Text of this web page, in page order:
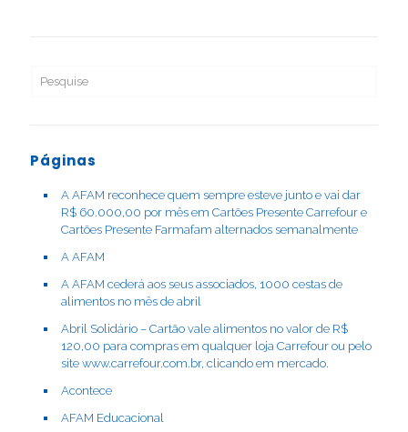
Páginas
A AFAM reconhece quem sempre esteve junto e vai dar
R$ 60.000,00 por mês em Cartões Presente Carrefour e
Cartões Presente Farmafam alternados semanalmente
A AFAM
A AFAM cederá aos seus associados, 1000 cestas de
alimentos no mês de abril
Abril Solidário – Cartão vale alimentos no valor de R$
120,00 para compras em qualquer loja Carrefour ou pelo
site www.carrefour.com.br, clicando em mercado.
Acontece
AFAM Educacional